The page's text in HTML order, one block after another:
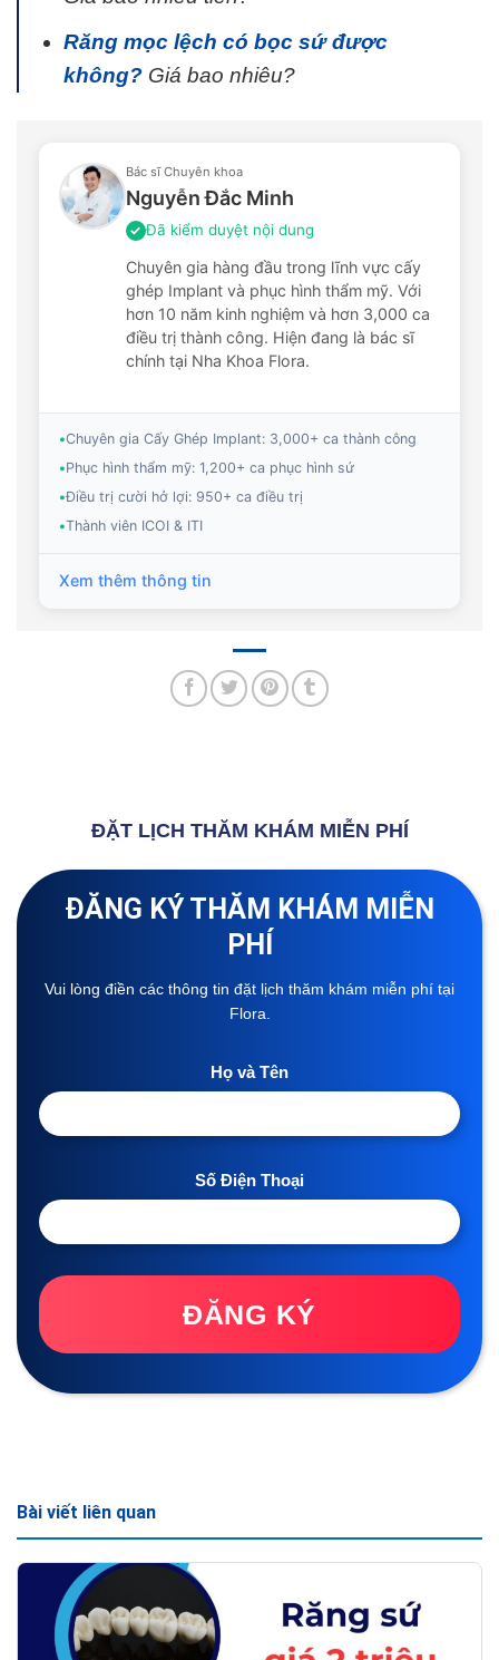
Răng mọc lệch có bọc sứ được
không?Giá bao nhiêu?
Bác sĩ Chuyên khoa
Nguyễn Đắc Minh
✓ Đã kiểm duyệt nội dung
Chuyên gia hàng đầu trong lĩnh vực cấy
ghép Implant và phục hình thẩm mỹ. Với
hơn 10 năm kinh nghiệm và hơn 3,000 ca
điều trị thành công. Hiện đang là bác sĩ
chính tại Nha Khoa Flora.
•Chuyên gia Cấy Ghép Implant: 3,000+ ca thành công
•Phục hình thẩm mỹ: 1,200+ ca phục hình sứ
•Điều trị cười hở lợi: 950+ ca điều trị
•Thành viên ICOI & ITI
Xem thêm thông tin
ĐẶT LỊCH THĂM KHÁM MIỄN PHÍ
ĐĂNG KÝ THĂM KHÁM MIỄN
PHÍ
Vui lòng điền các thông tin đặt lịch thăm khám miễn phí tại
Flora.
Họ và Tên
Số Điện Thoại
ĐĂNG KÝ
Bài viết liên quan